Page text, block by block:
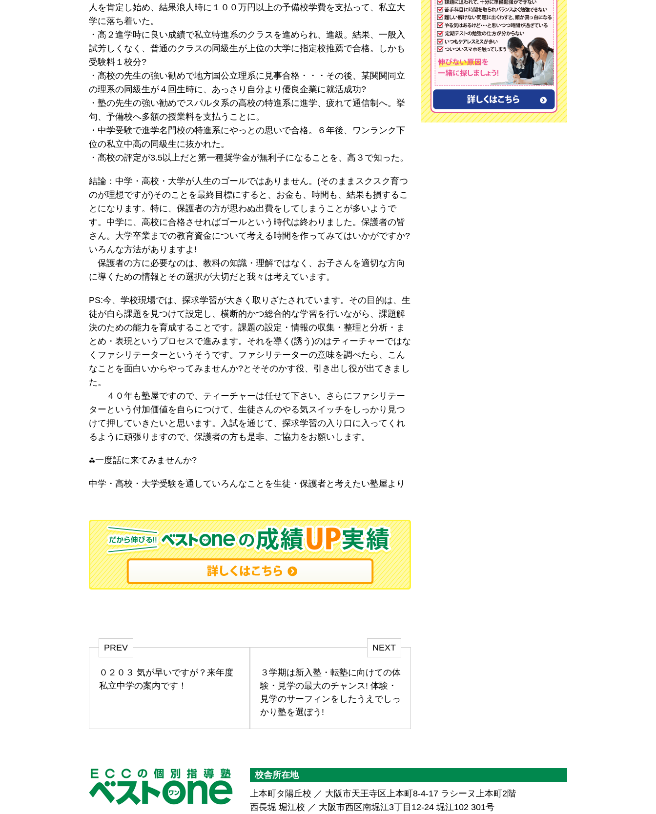
人を肯定し始め、結果浪人時に１００万円以上の予備校学費を支払って、私立大
学に落ち着いた。
・高２進学時に良い成績で私立特進系のクラスを進められ、進級。結果、一般入
試芳しくなく、普通のクラスの同級生が上位の大学に指定校推薦で合格。しかも
受験料１校分?
・高校の先生の強い勧めで地方国公立理系に見事合格・・・その後、某関関同立
の理系の同級生が４回生時に、あっさり自分より優良企業に就活成功?
・塾の先生の強い勧めでスパルタ系の高校の特進系に進学、疲れて通信制へ。挙
句、予備校へ多額の授業料を支払うことに。
・中学受験で進学名門校の特進系にやっとの思いで合格。６年後、ワンランク下
位の私立中高の同級生に抜かれた。
・高校の評定が3.5以上だと第一種奨学金が無利子になることを、高３で知った。
結論：中学・高校・大学が人生のゴールではありません。(そのままスクスク育つ
のが理想ですが)そのことを最終目標にすると、お金も、時間も、結果も損するこ
とになります。特に、保護者の方が思わぬ出費をしてしまうことが多いようで
す。中学に、高校に合格させればゴールという時代は終わりました。保護者の皆
さん。大学卒業までの教育資金について考える時間を作ってみてはいかがですか?
いろんな方法がありますよ!
保護者の方に必要なのは、教科の知識・理解ではなく、お子さんを適切な方向
に導くための情報とその選択が大切だと我々は考えています。
PS:今、学校現場では、探求学習が大きく取りざたされています。その目的は、生
徒が自ら課題を見つけて設定し、横断的かつ総合的な学習を行いながら、課題解
決のための能力を育成することです。課題の設定・情報の収集・整理と分析・ま
とめ・表現というプロセスで進みます。それを導く(誘う)のはティーチャーではな
くファシリテーターというそうです。ファシリテーターの意味を調べたら、こん
なことを面白いからやってみませんか?とそそのかす役、引き出し役が出てきまし
た。
４０年も塾屋ですので、ティーチャーは任せて下さい。さらにファシリテー
ターという付加価値を自らにつけて、生徒さんのやる気スイッチをしっかり見つ
けて押していきたいと思います。入試を通じて、探求学習の入り口に入ってくれ
るように頑張りますので、保護者の方も是非、ご協力をお願いします。
⁂一度話に来てみませんか?
中学・高校・大学受験を通していろんなことを生徒・保護者と考えたい塾屋より
PREV
０２０３ 気が早いですが？来年度
私立中学の案内です！
NEXT
３学期は新入塾・転塾に向けての体
験・見学の最大のチャンス! 体験・
見学のサーフィンをしたうえでしっ
かり塾を選ぼう!
校舎所在地
上本町タ陽丘校 ／ 大阪市天王寺区上本町8-4-17 ラシーヌ上本町2階
西長堀 堀江校 ／ 大阪市西区南堀江3丁目12-24 堀江102 301号